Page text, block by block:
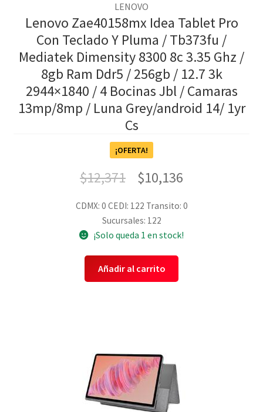
LENOVO
Lenovo Zae40158mx Idea Tablet Pro
Con Teclado Y Pluma / Tb373fu /
Mediatek Dimensity 8300 8c 3.35 Ghz /
8gb Ram Ddr5 / 256gb / 12.7 3k
2944×1840 / 4 Bocinas Jbl / Camaras
13mp/8mp / Luna Grey/android 14/ 1yr
Cs
¡OFERTA!
$12,371 $10,136
CDMX: 0 CEDI: 122 Transito: 0
Sucursales: 122
¡Solo queda 1 en stock!
Añadir al carrito